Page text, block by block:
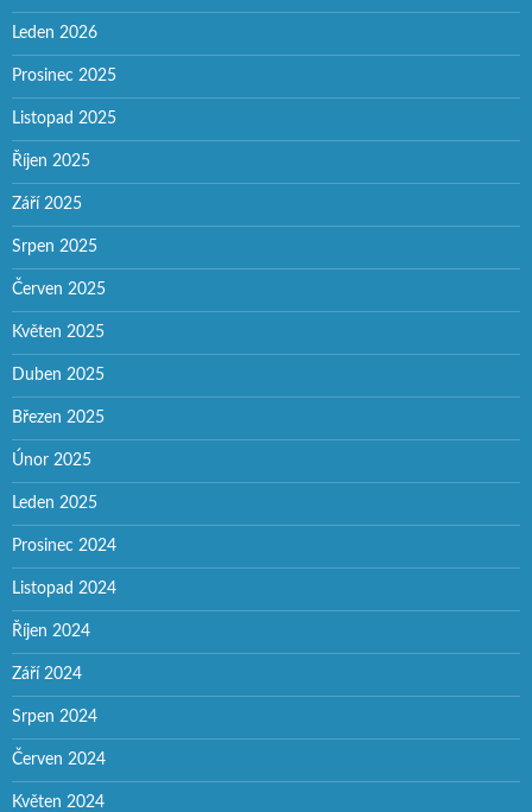
Leden 2026
Prosinec 2025
Listopad 2025
Říjen 2025
Září 2025
Srpen 2025
Červen 2025
Květen 2025
Duben 2025
Březen 2025
Únor 2025
Leden 2025
Prosinec 2024
Listopad 2024
Říjen 2024
Září 2024
Srpen 2024
Červen 2024
Květen 2024